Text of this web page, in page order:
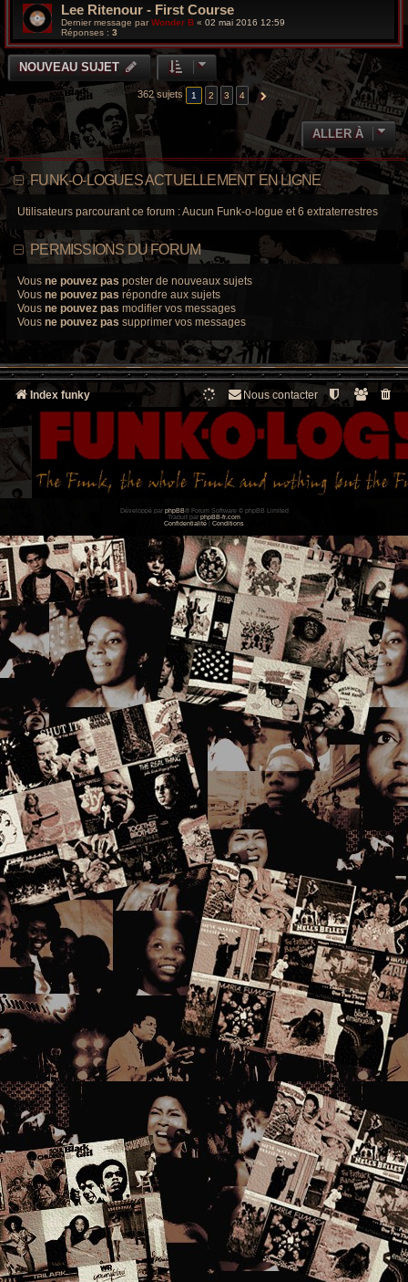
Lee Ritenour - First Course
Dernier message parWonder B « 02 mai 2016 12:59
Réponses : 3
NOUVEAU SUJET
362 sujets 1 2 3 4 SUIVANTE
ALLER À
FUNK-O-LOGUES ACTUELLEMENT EN LIGNE
Utilisateurs parcourant ce forum : Aucun Funk-o-logue et 6 extraterrestres
PERMISSIONS DU FORUM
Vous ne pouvez pas poster de nouveaux sujets
Vous ne pouvez pas répondre aux sujets
Vous ne pouvez pas modifier vos messages
Vous ne pouvez pas supprimer vos messages
Index funky Nous contacter
Développé par phpBB® Forum Software © phpBB Limited
Traduit par phpBB-fr.com
Confidentialité
Conditions